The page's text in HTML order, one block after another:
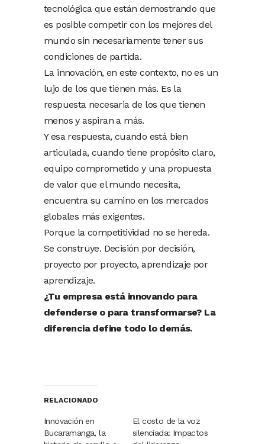
tecnológica que están demostrando que
es posible competir con los mejores del
mundo sin necesariamente tener sus
condiciones de partida.
La innovación, en este contexto, no es un
lujo de los que tienen más. Es la
respuesta necesaria de los que tienen
menos y aspiran a más.
Y esa respuesta, cuando está bien
articulada, cuando tiene propósito claro,
equipo comprometido y una propuesta
de valor que el mundo necesita,
encuentra su camino en los mercados
globales más exigentes.
Porque la competitividad no se hereda.
Se construye. Decisión por decisión,
proyecto por proyecto, aprendizaje por
aprendizaje.
¿Tu empresa está innovando para
defenderse o para transformarse? La
diferencia define todo lo demás.
RELACIONADO
Innovación en
Bucaramanga, la
El costo de la voz
silenciada: Impactos